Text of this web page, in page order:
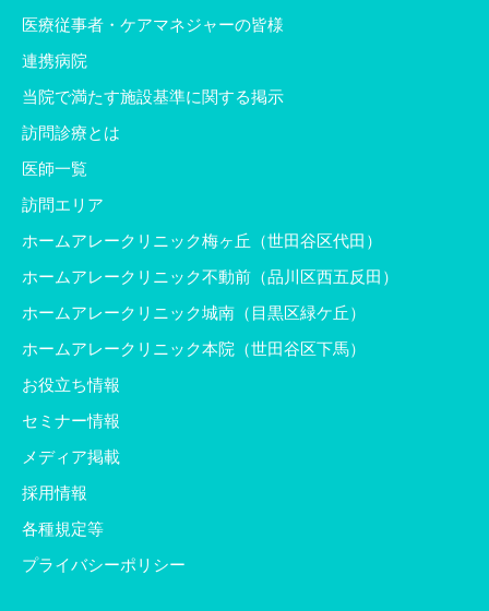
医療従事者・ケアマネジャーの皆様
連携病院
当院で満たす施設基準に関する掲示
訪問診療とは
医師一覧
訪問エリア
ホームアレークリニック梅ヶ丘（世田谷区代田）
ホームアレークリニック不動前（品川区西五反田）
ホームアレークリニック城南（目黒区緑ケ丘）
ホームアレークリニック本院（世田谷区下馬）
お役立ち情報
セミナー情報
メディア掲載
採用情報
各種規定等
プライバシーポリシー